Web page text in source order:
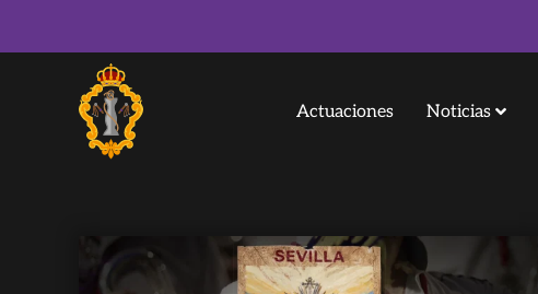
Actuaciones Noticias